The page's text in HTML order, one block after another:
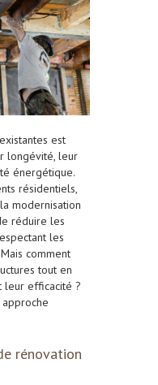
est
longévité, leur
énergétique.
résidentiels,
modernisation
réduire les
les
comment
tout en
leur efficacité ?
rénovation